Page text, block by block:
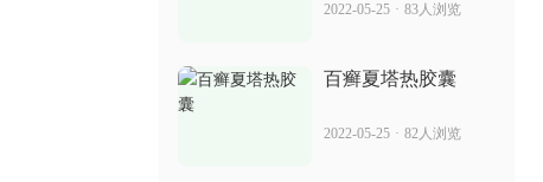
2022-05-25 · 83人浏览
百癣夏塔热胶囊
2022-05-25 · 82人浏览